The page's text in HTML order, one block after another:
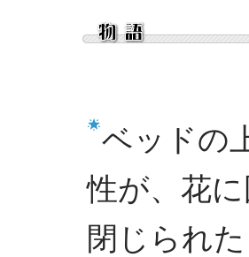
ベッドの
性が、花
閉じられ